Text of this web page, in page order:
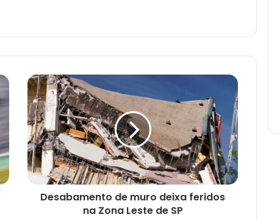
Desabamento de muro deixa feridos
na Zona Leste de SP